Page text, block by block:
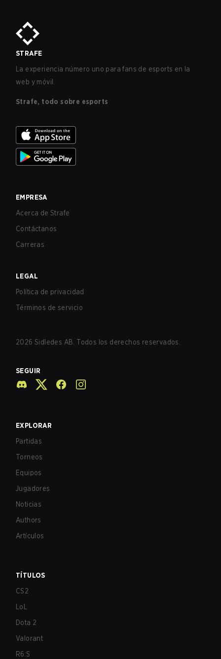
STRAFE
La experiencia número uno para fans de esports en la
web y móvil.
Strafe, todo sobre esports
EMPRESA
Acerca de Strafe
Contáctanos
Carreras
LEGAL
Política de privacidad
Términos de servicio
2026 Sidledes AB. Todos los derechos reservados.
SEGUIR
EXPLORAR
Partidas
Torneos
Equipos
Jugadores
Noticias
Authors
Artículos
TÍTULOS
CS2
LoL
Dota 2
Valorant
R6:S